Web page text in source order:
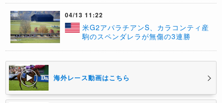
04/13 11:22
米G2アパラチアンS、カラコンティ産
駒のスペンダレラが無傷の3連勝
海外レース動画はこちら